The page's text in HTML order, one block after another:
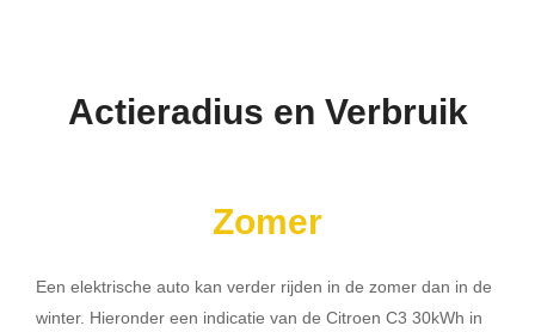
Actieradius en Verbruik
Zomer
Een elektrische auto kan verder rijden in de zomer dan in de
winter. Hieronder een indicatie van de Citroen C3 30kWh in